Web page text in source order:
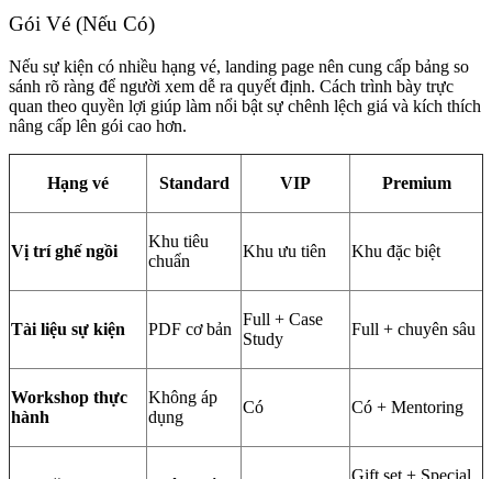
Gói Vé (Nếu Có)
Nếu sự kiện có nhiều hạng vé, landing page nên cung cấp bảng so
sánh rõ ràng để người xem dễ ra quyết định. Cách trình bày trực
quan theo quyền lợi giúp làm nổi bật sự chênh lệch giá và kích thích
nâng cấp lên gói cao hơn.
Hạng vé Standard VIP Premium
Vị trí ghế ngồi
Khu tiêu
chuẩn
Khu ưu tiên Khu đặc biệt
Tài liệu sự kiện PDF cơ bản
Full + Case
Study
Full + chuyên sâu
Workshop thực
hành
Không áp
dụng
Có Có + Mentoring
Gift set + Special